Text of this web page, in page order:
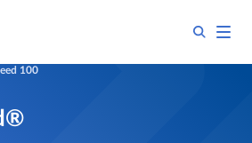
100